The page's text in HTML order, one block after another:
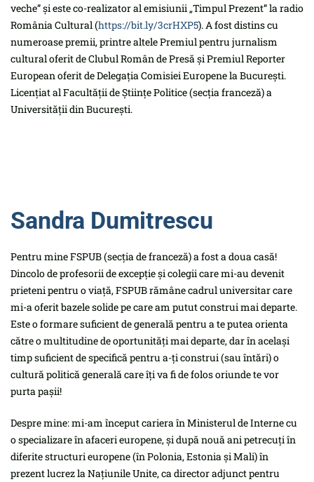
veche” și este co-realizator al emisiunii „Timpul Prezent” la radio
România Cultural (https://bit.ly/3crHXP5). A fost distins cu
numeroase premii, printre altele Premiul pentru jurnalism
cultural oferit de Clubul Român de Presă și Premiul Reporter
European oferit de Delegația Comisiei Europene la București.
Licențiat al Facultății de Științe Politice (secția franceză) a
Universității din București.
Sandra Dumitrescu
Pentru mine FSPUB (secția de franceză) a fost a doua casă!
Dincolo de profesorii de excepție și colegii care mi-au devenit
prieteni pentru o viață, FSPUB rămâne cadrul universitar care
mi-a oferit bazele solide pe care am putut construi mai departe.
Este o formare suficient de generală pentru a te putea orienta
către o multitudine de oportunități mai departe, dar în același
timp suficient de specifică pentru a-ți construi (sau întări) o
cultură politică generală care îți va fi de folos oriunde te vor
purta pașii!
Despre mine: mi-am început cariera în Ministerul de Interne cu
o specializare în afaceri europene, și după nouă ani petrecuți în
diferite structuri europene (în Polonia, Estonia și Mali) în
prezent lucrez la Națiunile Unite, ca director adjunct pentru